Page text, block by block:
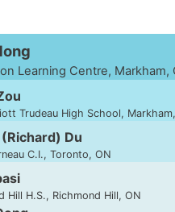
Learning Centre, Markham,
Trudeau High School,
Du
C.I., Toronto, ON
Hill H.S., Richmond Hill, ON